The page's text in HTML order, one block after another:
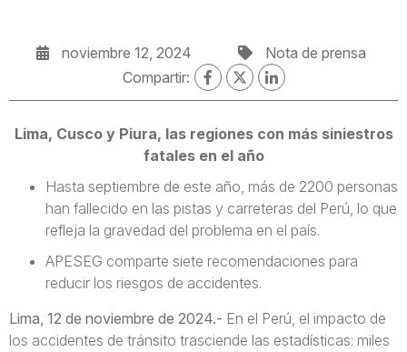
noviembre 12, 2024
Nota de prensa
Compartir:
Lima, Cusco y Piura, las regiones con más siniestros
fatales en el año
Hasta septiembre de este año, más de 2200 personas
han fallecido en las pistas y carreteras del Perú, lo que
refleja la gravedad del problema en el país.
APESEG comparte siete recomendaciones para
reducir los riesgos de accidentes.
Lima, 12 de noviembre de 2024.- En el Perú, el impacto de
los accidentes de tránsito trasciende las estadísticas: miles